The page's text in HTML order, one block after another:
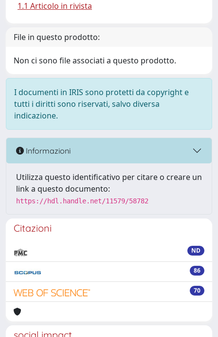
1.1 Articolo in rivista
File in questo prodotto:
Non ci sono file associati a questo prodotto.
I documenti in IRIS sono protetti da copyright e
tutti i diritti sono riservati, salvo diversa
indicazione.
Informazioni
Utilizza questo identificativo per citare o creare un
link a questo documento:
https://hdl.handle.net/11579/58782
Citazioni
ND
86
70